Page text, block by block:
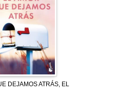
DEJAMOS ATRÁS, EL